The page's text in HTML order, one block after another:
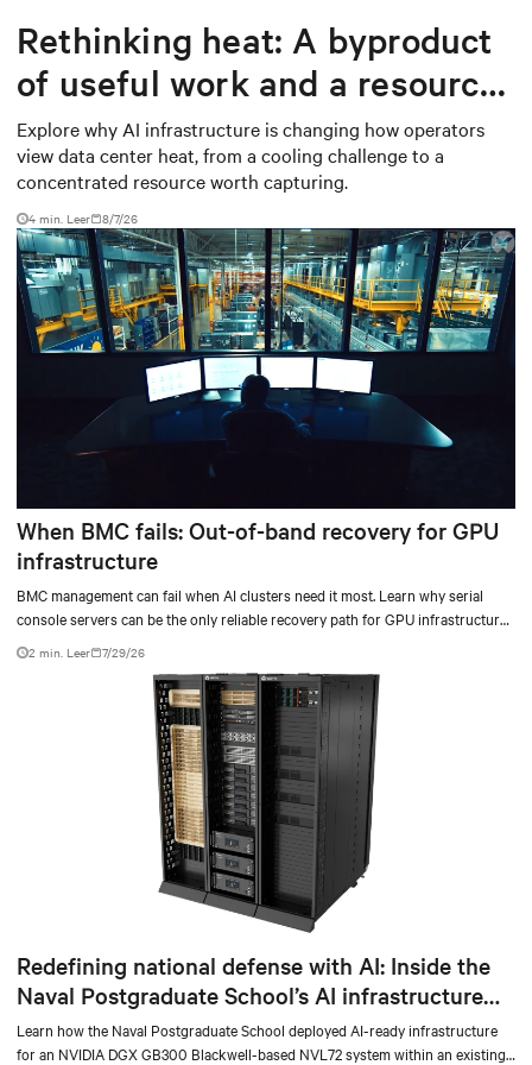
Rethinking heat: A byproduct
of useful work and a resource
worth capturing
Explore why AI infrastructure is changing how operators
view data center heat, from a cooling challenge to a
concentrated resource worth capturing.
4 min. Leer 8/7/26
When BMC fails: Out-of-band recovery for GPU
infrastructure
BMC management can fail when AI clusters need it most. Learn why serial
console servers can be the only reliable recovery path for GPU infrastructure
at scale.
2 min. Leer 7/29/26
Redefining national defense with AI: Inside the
Naval Postgraduate School’s AI infrastructure
deployment
Learn how the Naval Postgraduate School deployed AI-ready infrastructure
for an NVIDIA DGX GB300 Blackwell-based NVL72 system within an existing